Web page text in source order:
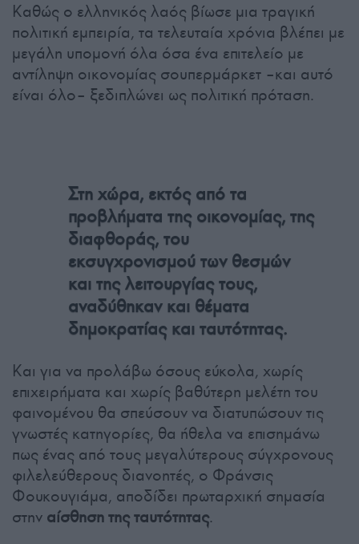
Καθώς ο ελληνικός λαός βίωσε μια τραγική
πολιτική εμπειρία, τα τελευταία χρόνια βλέπει με
μεγάλη υπομονή όλα όσα ένα επιτελείο με
αντίληψη οικονομίας σουπερμάρκετ –και αυτό
είναι όλο– ξεδιπλώνει ως πολιτική πρόταση.
Στη χώρα, εκτός από τα
προβλήματα της οικονομίας, της
διαφθοράς, του
εκσυγχρονισμού των θεσμών
και της λειτουργίας τους,
αναδύθηκαν και θέματα
δημοκρατίας και ταυτότητας.
Και για να προλάβω όσους εύκολα, χωρίς
επιχειρήματα και χωρίς βαθύτερη μελέτη του
φαινομένου θα σπεύσουν να διατυπώσουν τις
γνωστές κατηγορίες, θα ήθελα να επισημάνω
πως ένας από τους μεγαλύτερους σύγχρονους
φιλελεύθερους διανοητές, ο Φράνσις
Φουκουγιάμα, αποδίδει πρωταρχική σημασία
στην αίσθηση της ταυτότητας.